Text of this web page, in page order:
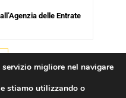
delle Entrate
migliore nel navigare
stiamo utilizzando o